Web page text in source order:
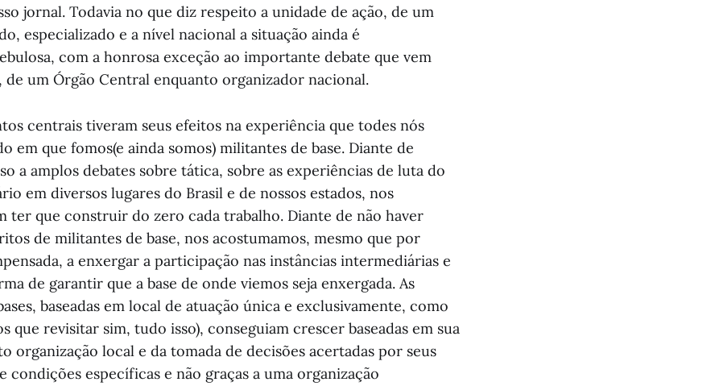
jornal. Todavia no que diz respeito a unidade de ação, de um
especializado e a nível nacional a situação ainda é
com a honrosa exceção ao importante debate que vem
de um Órgão Central enquanto organizador nacional.
centrais tiveram seus efeitos na experiência que todes nós
em que fomos(e ainda somos) militantes de base. Diante de
a amplos debates sobre tática, sobre as experiências de luta do
em diversos lugares do Brasil e de nossos estados, nos
ter que construir do zero cada trabalho. Diante de não haver
de militantes de base, nos acostumamos, mesmo que por
a enxergar a participação nas instâncias intermediárias e
de garantir que a base de onde viemos seja enxergada. As
baseadas em local de atuação única e exclusivamente, como
que revisitar sim, tudo isso), conseguiam crescer baseadas em sua
organização local e da tomada de decisões acertadas por seus
específicas e não graças a uma organização